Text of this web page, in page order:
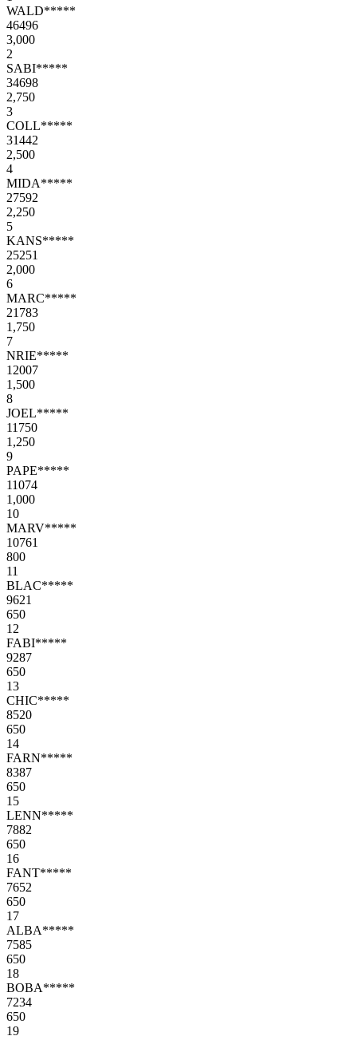
WALD*****
46496
3,000
2
SABI*****
34698
2,750
3
COLL*****
31442
2,500
4
MIDA*****
27592
2,250
5
KANS*****
25251
2,000
6
MARC*****
21783
1,750
7
NRIE*****
12007
1,500
8
JOEL*****
11750
1,250
9
PAPE*****
11074
1,000
10
MARV*****
10761
800
11
BLAC*****
9621
650
12
FABI*****
9287
650
13
CHIC*****
8520
650
14
FARN*****
8387
650
15
LENN*****
7882
650
16
FANT*****
7652
650
17
ALBA*****
7585
650
18
BOBA*****
7234
650
19